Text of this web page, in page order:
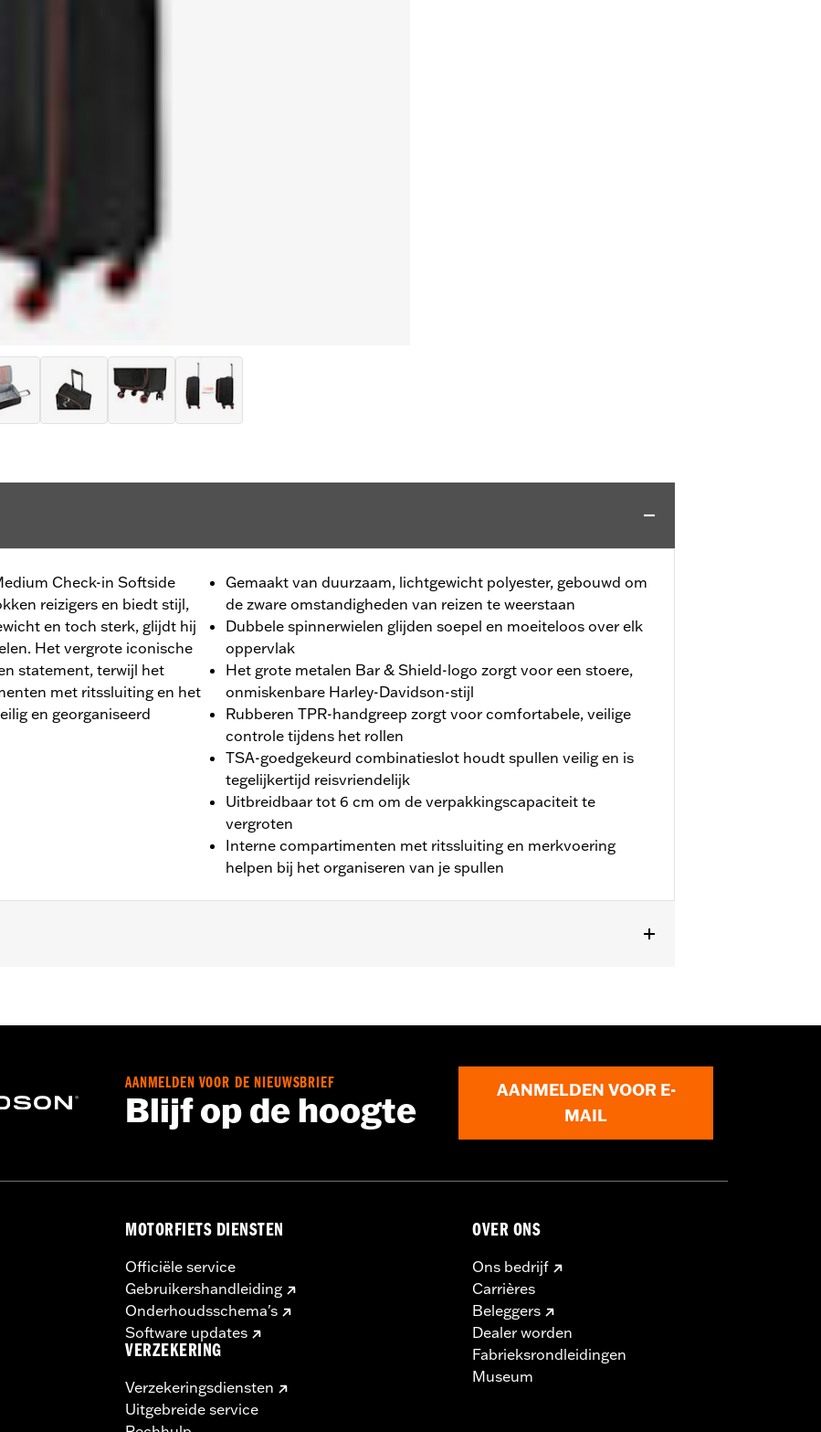
Check-in Softside
reizigers en biedt stijl,
en toch sterk, glijdt hij
Het vergrote iconische
statement, terwijl het
met ritssluiting en het
en georganiseerd
Gemaakt van duurzaam, lichtgewicht polyester, gebouwd om
de zware omstandigheden van reizen te weerstaan
Dubbele spinnerwielen glijden soepel en moeiteloos over elk
oppervlak
Het grote metalen Bar & Shield-logo zorgt voor een stoere,
onmiskenbare Harley-Davidson-stijl
Rubberen TPR-handgreep zorgt voor comfortabele, veilige
controle tijdens het rollen
TSA-goedgekeurd combinatieslot houdt spullen veilig en is
tegelijkertijd reisvriendelijk
Uitbreidbaar tot 6 cm om de verpakkingscapaciteit te
vergroten
Interne compartimenten met ritssluiting en merkvoering
helpen bij het organiseren van je spullen
duimen x 11 duimen
AANMELDEN VOOR DE NIEUWSBRIEF
Blijf op de hoogte
AANMELDEN VOOR E-
MAIL
MOTORFIETS DIENSTEN
Officiële service
Gebruikershandleiding
Onderhoudsschema's
Software updates
VERZEKERING
Verzekeringsdiensten
Uitgebreide service
OVER ONS
Ons bedrijf
Carrières
Beleggers
Dealer worden
Fabrieksrondleidingen
Museum